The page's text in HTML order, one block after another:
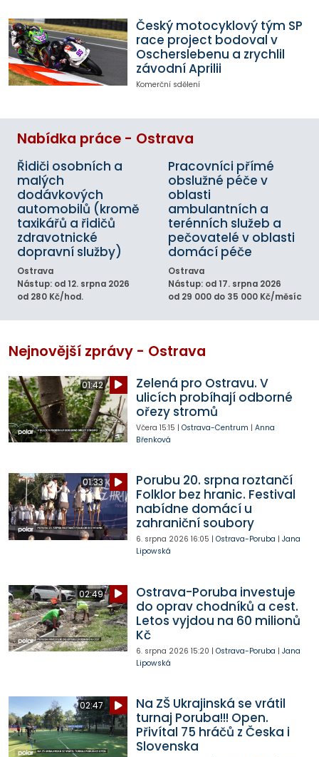
Český motocyklový tým SP
race project bodoval v
Oscherslebenu a zrychlil
závodní Aprilii
Komerční sdělení
Nabídka práce - Ostrava
Řidiči osobních a
malých
dodávkových
automobilů (kromě
taxikářů a řidičů
zdravotnické
dopravní služby)
Ostrava
Nástup: od 12. srpna 2026
od 280 Kč/hod.
Pracovníci přímé
obslužné péče v
oblasti
ambulantních a
terénních služeb a
pečovatelé v oblasti
domácí péče
Ostrava
Nástup: od 17. srpna 2026
od 29 000 do 35 000 Kč/měsíc
Nejnovější zprávy - Ostrava
01:42
Zelená pro Ostravu. V
ulicích probíhají odborné
ořezy stromů
Včera 15:15 | Ostrava-Centrum | Anna
Břenková
01:33
Porubu 20. srpna roztančí
Folklor bez hranic. Festival
nabídne domácí u
zahraniční soubory
6. srpna 2026 16:05 | Ostrava-Poruba | Jana
Lipowská
02:49
Ostrava-Poruba investuje
do oprav chodníků a cest.
Letos vyjdou na 60 milionů
Kč
6. srpna 2026 15:20 | Ostrava-Poruba | Jana
Lipowská
02:47
Na ZŠ Ukrajinská se vrátil
turnaj Poruba!!! Open.
Přivítal 75 hráčů z Česka i
Slovenska